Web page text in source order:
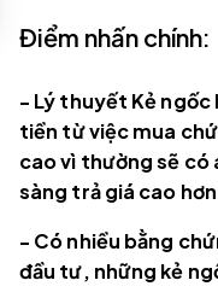
Điểm nhấn chính:
- Lý thuyết Kẻ ngốc
tiền từ việc mua
cao vì thường sẽ có
sàng trả giá cao
- Có nhiều bằng
đầu tư, những kẻ